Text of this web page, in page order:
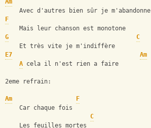
Am
    Avec d'autres bien sûr je m'abandonne
F
    Mais leur chanson est monotone
G
C
    Et très vite je m'indiffère
E7
Am
A cela il n'est rien a faire
2eme refrain:
Am
F
    Car chaque fois
C
    Les feuilles mortes